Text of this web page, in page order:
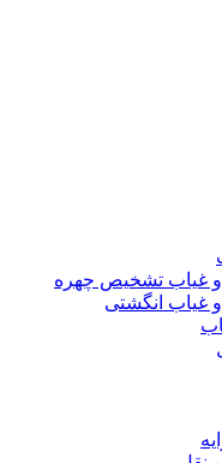
غیاب تشخیص چهره
غیاب انگشتی